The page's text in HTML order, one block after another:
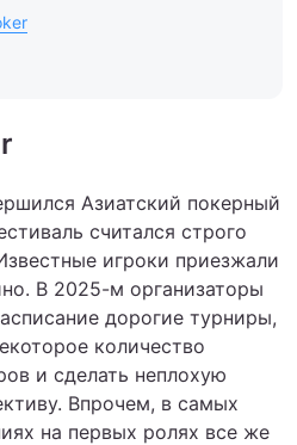
Азиатский покерный
считался строго
игроки приезжали
В 2025-м организаторы
дорогие турниры,
количество
и сделать неплохую
Впрочем, в самых
на первых ролях все же